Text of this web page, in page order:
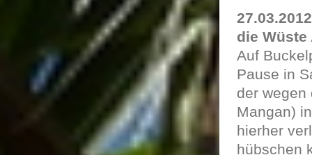
die Wüste
Auf
Pause in
der wegen
Mangan)
hierher
hübschen